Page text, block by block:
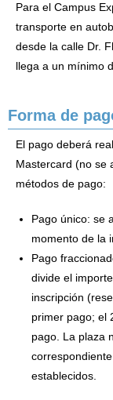
Para el Campus
transporte en
desde la calle Dr.
llega a un mínimo
Forma de
El pago deberá
Mastercard (no se
métodos de pago:
Pago único: se
momento de la
Pago
divide el
inscripción
primer pago; el
pago. La plaza
establecidos.